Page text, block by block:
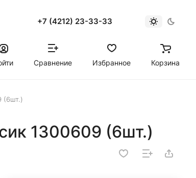
+7 (4212) 23-33-33
Сравнение Избранное Корзина
(6шт.)
1300609 (6шт.)